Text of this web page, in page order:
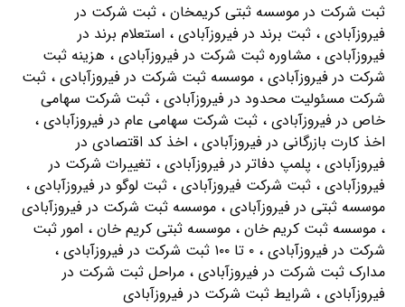
ثبت شرکت در موسسه ثبتی کریمخان ، ثبت شرکت در
فیروزآبادی ، ثبت برند در فیروزآبادی ، استعلام برند در
فیروزآبادی ، مشاوره ثبت شرکت در فیروزآبادی ، هزینه ثبت
شرکت در فیروزآبادی ، موسسه ثبت شرکت در فیروزآبادی ، ثبت
شرکت مسئولیت محدود در فیروزآبادی ، ثبت شرکت سهامی
خاص در فیروزآبادی ، ثبت شرکت سهامی عام در فیروزآبادی ،
اخذ کارت بازرگانی در فیروزآبادی ، اخذ کد اقتصادی در
فیروزآبادی ، پلمپ دفاتر در فیروزآبادی ، تغییرات شرکت در
فیروزآبادی ، ثبت شرکت فیروزآبادی ، ثبت لوگو در فیروزآبادی ،
موسسه ثبتی در فیروزآبادی ، موسسه ثبت شرکت در فیروزآبادی
، موسسه ثبت کریم خان ، موسسه ثبتی کریم خان ، امور ثبت
شرکت در فیروزآبادی ، ۰ تا ۱۰۰ ثبت شرکت در فیروزآبادی ،
مدارک ثبت شرکت در فیروزآبادی ، مراحل ثبت شرکت در
فیروزآبادی ، شرایط ثبت شرکت در فیروزآبادی